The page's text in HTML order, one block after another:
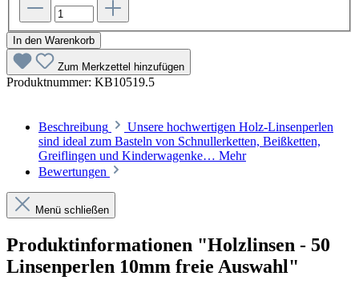
In den Warenkorb
Zum Merkzettel hinzufügen
Produktnummer: KB10519.5
Beschreibung
Unsere hochwertigen Holz-Linsenperlen
sind ideal zum Basteln von Schnullerketten, Beißketten,
Greiflingen und Kinderwagenke… Mehr
Bewertungen
Menü schließen
Produktinformationen "Holzlinsen - 50
Linsenperlen 10mm freie Auswahl"